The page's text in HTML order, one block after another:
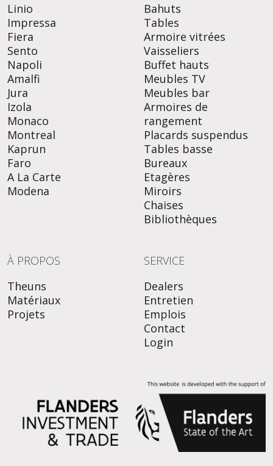
Linio
Impressa
Fiera
Sento
Napoli
Amalfi
Jura
Izola
Monaco
Montreal
Kaprun
Faro
A La Carte
Modena
Bahuts
Tables
Armoire vitrées
Vaisseliers
Buffet hauts
Meubles TV
Meubles bar
Armoires de
rangement
Placards suspendus
Tables basse
Bureaux
Etagères
Miroirs
Chaises
Bibliothèques
À PROPOS
Theuns
Matériaux
Projets
SERVICE
Dealers
Entretien
Emplois
Contact
Login